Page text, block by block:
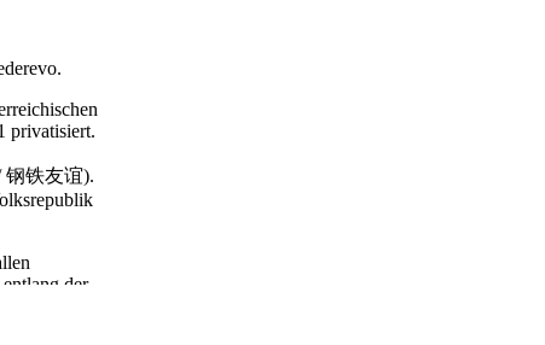
privatisiert.
钢铁友谊).
der